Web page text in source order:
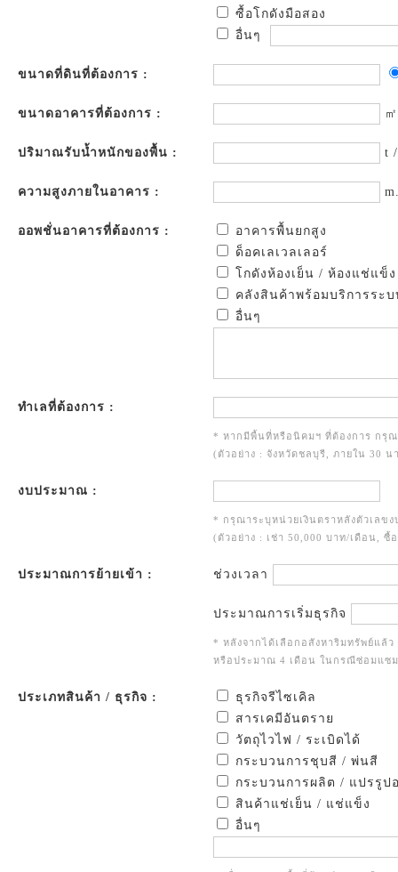
ซื้อโกดังมือสอง
อื่นๆ
ขนาดที่ดินที่ต้องการ :
ขนาดอาคารที่ต้องการ : ㎡
ปริมาณรับน้ำหนักของพื้น : t
ความสูงภายในอาคาร :
ออพชั่นอาคารที่ต้องการ :
อาคารพื้นยกสูง
ด็อคเลเวลเลอร์
โกดังห้องเย็น / ห้องแช่แข็
คลังสินค้าพร้อมบริการระ
อื่นๆ
ทำเลที่ต้องการ :
* หากมีพื้นที่หรือนิคมฯ ที่ต้องการ กรุณ
(ตัวอย่าง : จังหวัดชลบุรี, ภายใน 30
งบประมาณ :
* กรุณาระบุหน่วยเงินตราหลังตัวเลข
(ตัวอย่าง : เช่า 50,000 บาท/เดือน, ซื้
ประมาณการย้ายเข้า : ช่วงเวลา
ประมาณการเริ่มธุรกิจ
* หลังจากได้เลือกอสังหาริมทรัพย์แล้ว
หรือประมาณ 4 เดือน ในกรณีซ่อมแซ
ประเภทสินค้า / ธุรกิจ :
ธุรกิจรีไซเคิล
สารเคมีอันตราย
วัตถุไวไฟ / ระเบิดได้
กระบวนการชุบสี / พ่นสี
กระบวนการผลิต / แปรรูป
สินค้าแช่เย็น / แช่แข็ง
อื่นๆ